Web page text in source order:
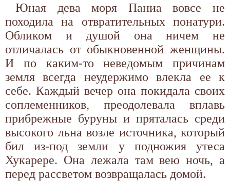
Юная дева моря Паниа вовсе не
походила на отвратительных понатури.
Обликом и душой она ничем не
отличалась от обыкновенной женщины.
И по каким-то неведомым причинам
земля всегда неудержимо влекла ее к
себе. Каждый вечер она покидала своих
соплеменников, преодолевала вплавь
прибрежные буруны и пряталась среди
высокого льна возле источника, который
бил из-под земли у подножия утеса
Хукарере. Она лежала там вею ночь, а
перед рассветом возвращалась домой.